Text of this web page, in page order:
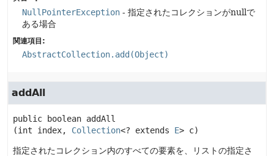
NullPointerException - 指定されたコレクションがnullで
ある場合
関連項目:
AbstractCollection.add(Object)
addAll
public boolean addAll
(int index, Collection<? extends E> c)
指定されたコレクション内のすべての要素を、リストの指定さ